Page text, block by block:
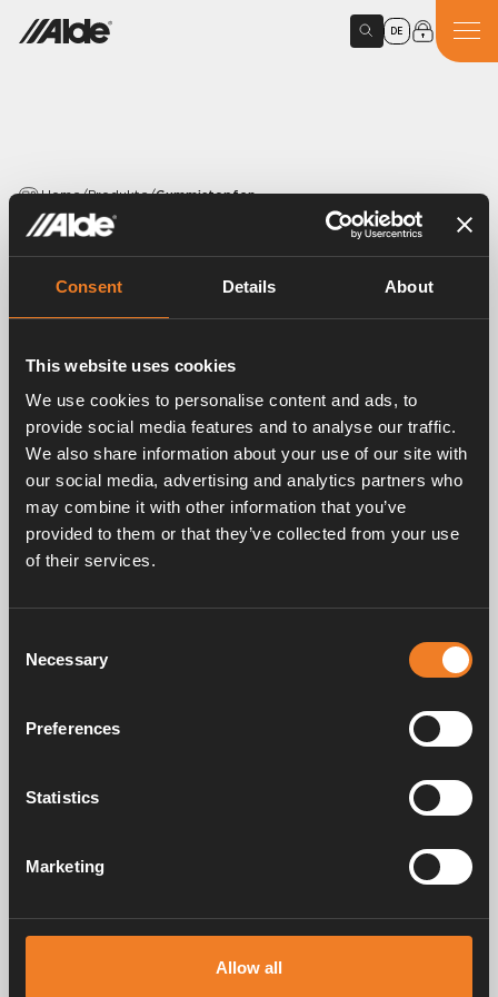
Consent Details About
This website uses cookies
We use cookies to personalise content and ads, to
provide social media features and to analyse our traffic.
We also share information about your use of our site with
our social media, advertising and analytics partners who
may combine it with other information that you’ve
provided to them or that they’ve collected from your use
of their services.
Selection
Necessary
Preferences
Statistics
Marketing
Allow all
DE
Home/Produkte/Gummistopfen
PRODUCTS
Gummistopfen
Länge 25 mm.
Alde schafft seit 1966 ein Gefühl von Zuhause und stellt
Heizungssysteme für Wohnmobile und Wohnwagen her. Schon damals
haben wir verstanden, wie wichtig es ist, auf Reisen den Komfort von